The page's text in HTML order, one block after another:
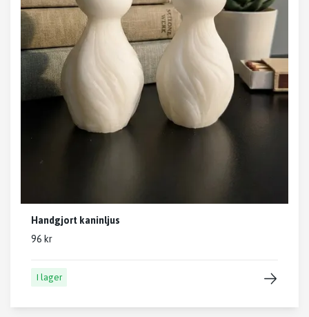
Handgjort kaninljus
96 kr
I lager